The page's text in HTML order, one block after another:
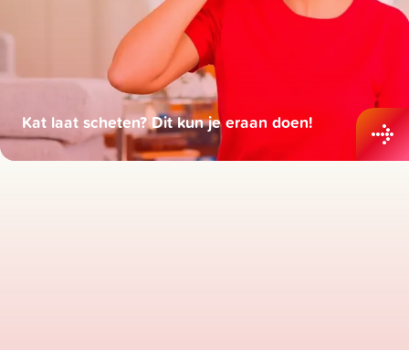
Kat laat scheten? Dit kun je eraan doen!